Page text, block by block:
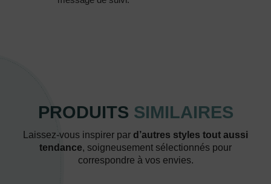
PRODUITS SIMILAIRES
Laissez-vous inspirer par d’autres styles tout aussi
tendance, soigneusement sélectionnés pour
correspondre à vos envies.